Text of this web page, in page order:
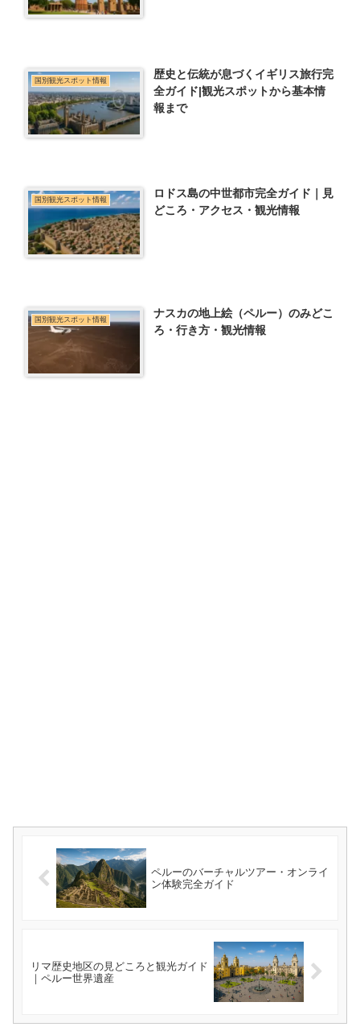
国別観光スポット情報
歴史と伝統が息づくイギリス旅行完
全ガイド|観光スポットから基本情
報まで
国別観光スポット情報
ロドス島の中世都市完全ガイド｜見
どころ・アクセス・観光情報
国別観光スポット情報
ナスカの地上絵（ペルー）のみどこ
ろ・行き方・観光情報
ペルーのバーチャルツアー・オンライ
ン体験完全ガイド
リマ歴史地区の見どころと観光ガイド
｜ペルー世界遺産